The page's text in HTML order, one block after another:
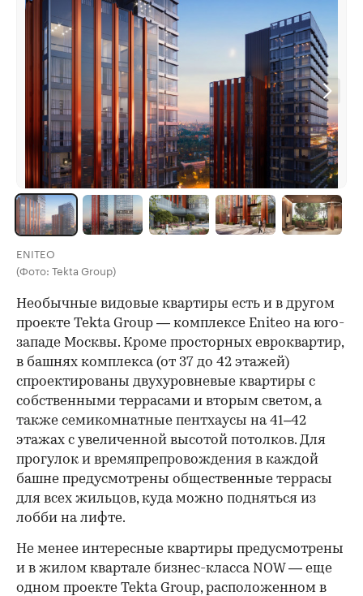
ENITEO
(Фото: Tekta Group)
Необычные видовые квартиры есть и в другом
проекте Tekta Group — комплексе Eniteo на юго-
западе Москвы. Кроме просторных евроквартир,
в башнях комплекса (от 37 до 42 этажей)
спроектированы двухуровневые квартиры с
собственными террасами и вторым светом, а
также семикомнатные пентхаусы на 41–42
этажах с увеличенной высотой потолков. Для
прогулок и времяпрепровождения в каждой
башне предусмотрены общественные террасы
для всех жильцов, куда можно подняться из
лобби на лифте.
Не менее интересные квартиры предусмотрены
и в жилом квартале бизнес-класса NOW — еще
одном проекте Tekta Group, расположенном в